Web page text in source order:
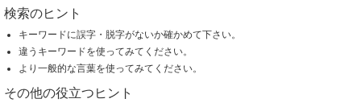
検索のヒント
キーワードに誤字・脱字がないか確かめて下さい。
違うキーワードを使ってみてください。
より一般的な言葉を使ってみてください。
その他の役立つヒント